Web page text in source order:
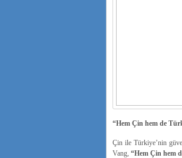
“Hem Çin hem de
Çin ile Türkiye’nin
Vang, “Hem Çin hem